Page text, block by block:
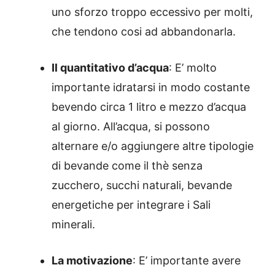
uno sforzo troppo eccessivo per molti,
che tendono cosi ad abbandonarla.
Il quantitativo d’acqua: E’ molto
importante idratarsi in modo costante
bevendo circa 1 litro e mezzo d’acqua
al giorno. All’acqua, si possono
alternare e/o aggiungere altre tipologie
di bevande come il thè senza
zucchero, succhi naturali, bevande
energetiche per integrare i Sali
minerali.
La motivazione: E’ importante avere